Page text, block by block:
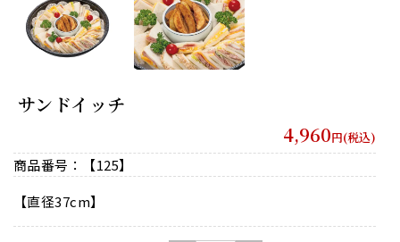
サンドイッチ
4,960円(税込)
商品番号：【125】
【直径37cm】